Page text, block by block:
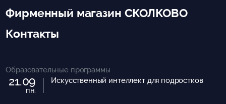
Фирменный магазин СКОЛКОВО
Контакты
Образовательные программы
21.09
пн.
Искусственный интеллект для подростков